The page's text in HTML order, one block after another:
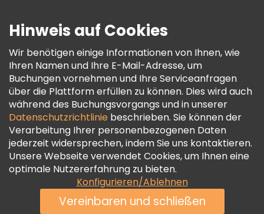
AGB Und Rechtliches
Cookie-Richtlinie
Freetour Auszeichnungen
Treueprogramm
Hinweis auf Cookies
Wir benötigen einige Informationen von Ihnen, wie
Ihren Namen und Ihre E-Mail-Adresse, um
Buchungen vornehmen und Ihre Serviceanfragen
über die Plattform erfüllen zu können. Dies wird auch
während des Buchungsvorgangs und in unserer
Datenschutzrichtlinie beschrieben. Sie können der
Verarbeitung Ihrer personenbezogenen Daten
jederzeit widersprechen, indem Sie uns kontaktieren.
Unsere Webseite verwendet Cookies, um Ihnen eine
optimale Nutzererfahrung zu bieten.
Konfigurieren/Ablehnen
Vereinbaren und schließen